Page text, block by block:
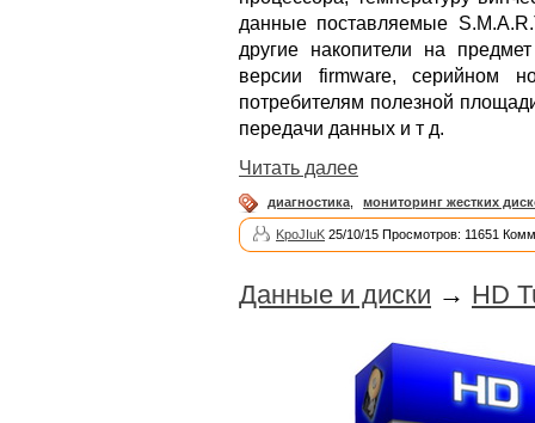
данные поставляемые
другие накопители на
версии firmware, серийном
потребителям полезной
передачи данных и т д.
Читать далее
диагностика мониторинг жестких
KpoJIuK 25/10/15 Просмотров: 11651
Данные и диски → HD